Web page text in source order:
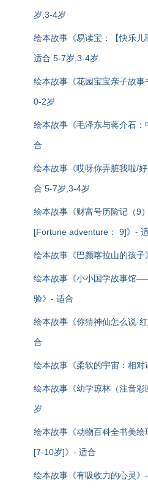
岁,3-4岁
绘本故事《易读宝：【快乐
适合 5-7岁,3-4岁
绘本故事《花园宝宝亲子故
0-2岁
绘本故事《毛泽东与蒋介石
合
绘本故事《哎呀你弄脏我啦/
合 5-7岁,3-4岁
绘本故事《财富号历险记（9
[Fortune adventure： 9]》-
绘本故事《巴颜喀拉山的孩子
绘本故事《小小国学故事馆
验》- 适合
绘本故事《你猜神仙怎么说·
合
绘本故事《柔软的宇宙：相对
绘本故事《幼学琼林（注音
岁
绘本故事《动物百科全书美
[7-10岁]》- 适合
绘本故事《有吸收力的心灵》